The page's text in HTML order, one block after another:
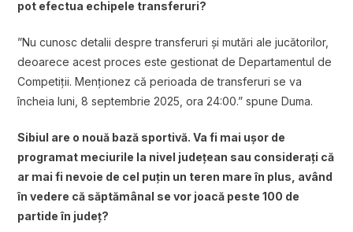
pot efectua echipele transferuri?
”Nu cunosc detalii despre transferuri și mutări ale jucătorilor,
deoarece acest proces este gestionat de Departamentul de
Competiții. Menționez că perioada de transferuri se va
încheia luni, 8 septembrie 2025, ora 24:00.” spune Duma.
Sibiul are o nouă bază sportivă. Va fi mai ușor de
programat meciurile la nivel județean sau considerați că
ar mai fi nevoie de cel puțin un teren mare în plus, având
în vedere că săptămânal se vor joacă peste 100 de
partide în județ?